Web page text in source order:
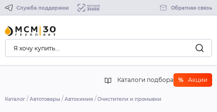
Служба поддержки Обратная связь
Каталоги подбора % Акции
Каталог Автотовары Автохимия Очистители и промывки